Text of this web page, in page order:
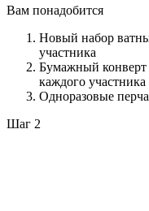
Вам понадобится
Новый набор
участника
Бумажный
каждого участника
Одноразовые
Шаг 2